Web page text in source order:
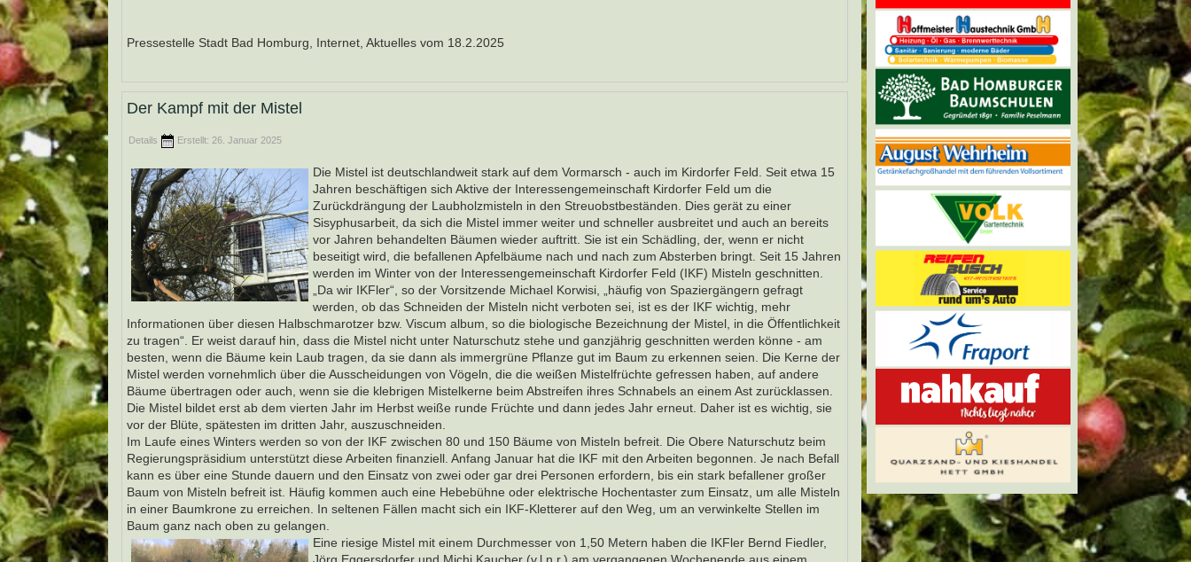
Pressestelle Stadt Bad Homburg, Internet, Aktuelles vom 18.2.2025
Der Kampf mit der Mistel
Details Erstellt: 26. Januar 2025
Die Mistel ist deutschlandweit stark auf dem Vormarsch - auch im Kirdorfer Feld. Seit etwa 15
Jahren beschäftigen sich Aktive der Interessengemeinschaft Kirdorfer Feld um die
Zurückdrängung der Laubholzmisteln in den Streuobstbeständen. Dies gerät zu einer
Sisyphusarbeit, da sich die Mistel immer weiter und schneller ausbreitet und auch an bereits
vor Jahren behandelten Bäumen wieder auftritt. Sie ist ein Schädling, der, wenn er nicht
beseitigt wird, die befallenen Apfelbäume nach und nach zum Absterben bringt. Seit 15 Jahren
werden im Winter von der Interessengemeinschaft Kirdorfer Feld (IKF) Misteln geschnitten.
„Da wir IKFler“, so der Vorsitzende Michael Korwisi, „häufig von Spaziergängern gefragt
werden, ob das Schneiden der Misteln nicht verboten sei, ist es der IKF wichtig, mehr
Informationen über diesen Halbschmarotzer bzw. Viscum album, so die biologische Bezeichnung der Mistel, in die Öffentlichkeit
zu tragen“. Er weist darauf hin, dass die Mistel nicht unter Naturschutz stehe und ganzjährig geschnitten werden könne - am
besten, wenn die Bäume kein Laub tragen, da sie dann als immergrüne Pflanze gut im Baum zu erkennen seien. Die Kerne der
Mistel werden vornehmlich über die Ausscheidungen von Vögeln, die die weißen Mistelfrüchte gefressen haben, auf andere
Bäume übertragen oder auch, wenn sie die klebrigen Mistelkerne beim Abstreifen ihres Schnabels an einem Ast zurücklassen.
Die Mistel bildet erst ab dem vierten Jahr im Herbst weiße runde Früchte und dann jedes Jahr erneut. Daher ist es wichtig, sie
vor der Blüte, spätesten im dritten Jahr, auszuschneiden.
Im Laufe eines Winters werden so von der IKF zwischen 80 und 150 Bäume von Misteln befreit. Die Obere Naturschutz beim
Regierungspräsidium unterstützt diese Arbeiten finanziell. Anfang Januar hat die IKF mit den Arbeiten begonnen. Je nach Befall
kann es über eine Stunde dauern und den Einsatz von zwei oder gar drei Personen erfordern, bis ein stark befallener großer
Baum von Misteln befreit ist. Häufig kommen auch eine Hebebühne oder elektrische Hochentaster zum Einsatz, um alle Misteln
in einer Baumkrone zu erreichen. In seltenen Fällen macht sich ein IKF-Kletterer auf den Weg, um an verwinkelte Stellen im
Baum ganz nach oben zu gelangen.
Eine riesige Mistel mit einem Durchmesser von 1,50 Metern haben die IKFler Bernd Fiedler,
Jörg Eggersdorfer und Michi Kaucher (v.l.n.r.) am vergangenen Wochenende aus einem